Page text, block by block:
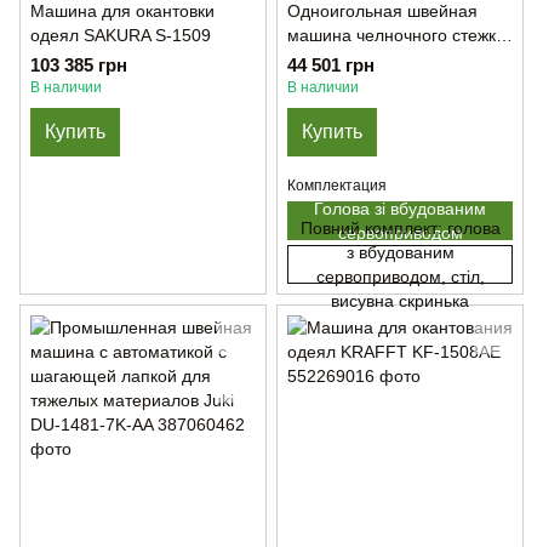
Машина для окантовки
одеял SAKURA S-1509
103 385 грн
В наличии
Купить
Одноигольная швейная
машина челночного стежка
Gemsy GEM 0311 E3-AK
44 501 грн
В наличии
Купить
Комплектация
Голова зі вбудованим
сервоприводом
Повний комплект: голова
з вбудованим
сервоприводом, стіл,
висувна скринька